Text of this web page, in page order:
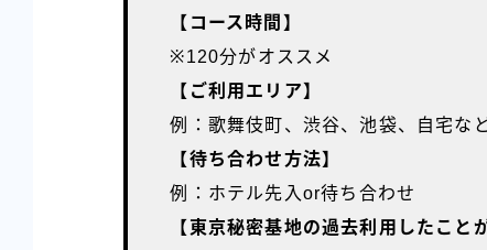
【コース時間】
※120分がオススメ
【ご利用エリア】
例：歌舞伎町、渋谷、池袋、自宅な
【待ち合わせ方法】
例：ホテル先入or待ち合わせ
【東京秘密基地の過去利用したこと